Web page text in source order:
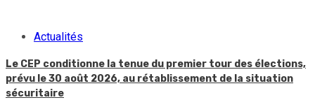
Actualités
Le CEP conditionne la tenue du premier tour des élections,
prévu le 30 août 2026, au rétablissement de la situation
sécuritaire